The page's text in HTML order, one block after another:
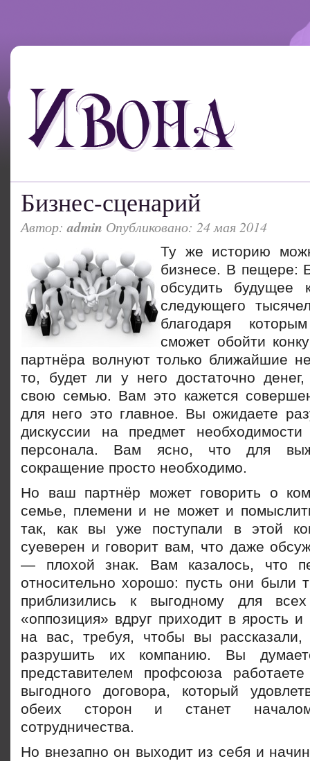
Бизнес-сценарий
Автор:admin Опубликовано: 24 мая 2014
Ту же историю
бизнесе. В пещере:
обсудить будущее
следующего
благодаря
сможет обойти
партнёра волнуют только ближайшие
то, будет ли у него достаточно
свою семью. Вам это кажется
для него это главное. Вы ожидаете
дискуссии на предмет необходимости
персонала. Вам ясно, что для
сокращение просто необходимо.
Но ваш партнёр может говорить о
семье, племени и не может и
так, как вы уже поступали в этой
суеверен и говорит вам, что даже
— плохой знак. Вам казалось, что
относительно хорошо: пусть они были
приблизились к выгодному для
«оппозиция» вдруг приходит в ярость и
на вас, требуя, чтобы вы
разрушить их компанию. Вы
представителем профсоюза
выгодного договора, который
обеих сторон и станет
сотрудничества.
Но внезапно он выходит из себя и